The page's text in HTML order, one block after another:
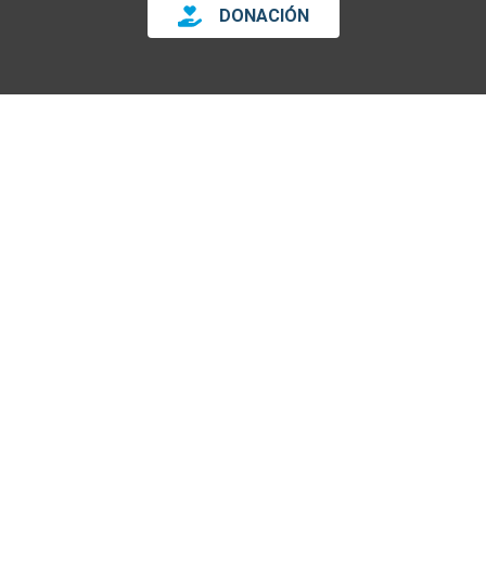
DONACIÓN